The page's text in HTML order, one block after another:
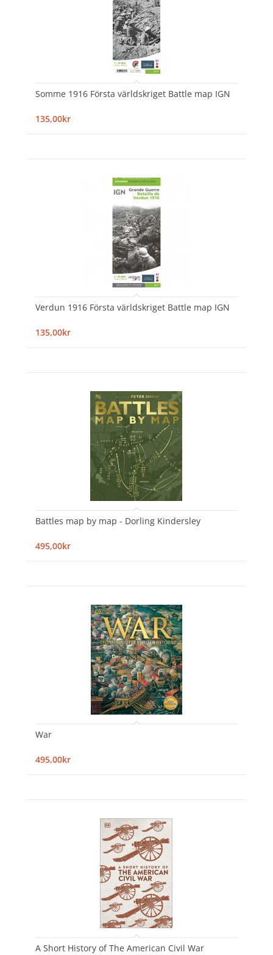
Somme 1916 Första världskriget Battle map IGN
135,00kr
Verdun 1916 Första världskriget Battle map IGN
135,00kr
Battles map by map - Dorling Kindersley
495,00kr
War
495,00kr
A Short History of The American Civil War